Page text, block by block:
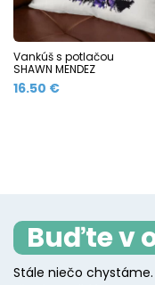
Vankúš s potlačou
SHAWN MENDEZ
16.50 €
Buďte v
Stále niečo